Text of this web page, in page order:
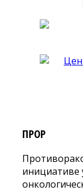
ПРОР
инициативе